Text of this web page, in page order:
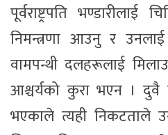
पूर्वराष्ट्रपति भण्डारीलाई
निमन्त्रणा आउनु र
वामपन्थी दलहरूलाई
आश्चर्यको कुरा भएन । दुवै
भएकाले त्यही निकटताले